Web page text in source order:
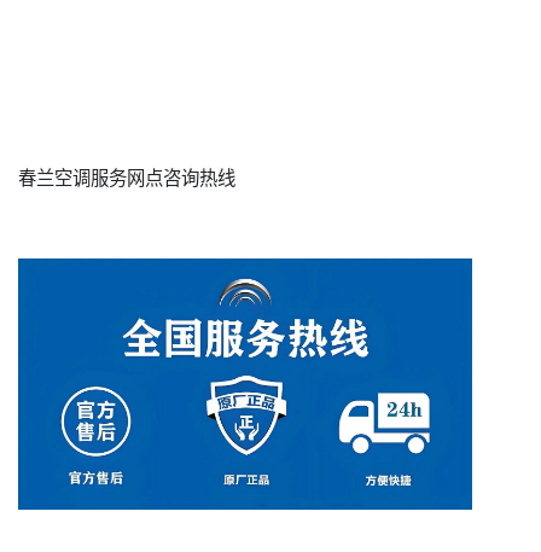
春兰空调服务网点咨询热线